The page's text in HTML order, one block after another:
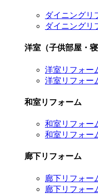
ダイニングリ
ダイニングリ
洋室（子供部屋・
洋室リフォー
洋室リフォー
和室リフォーム
和室リフォー
和室リフォー
廊下リフォーム
廊下リフォー
廊下リフォー